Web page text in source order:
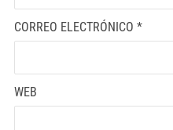
CORREO ELECTRÓNICO *
WEB